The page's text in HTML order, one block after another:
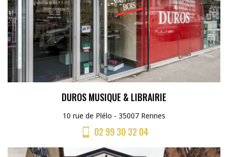
DUROS MUSIQUE & LIBRAIRIE
10 rue de Plélo - 35007 Rennes
02 99 30 32 04